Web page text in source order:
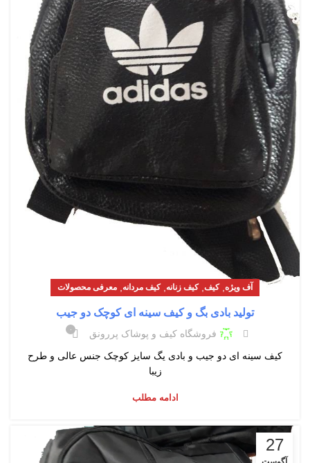
آف ویژه ,کیف ,کیف زنانه ,کیف مردانه معرفی محصولات
تولید بادی بگ و کیف سینه ای کوچک دو جیب
فروشگاه کیف و پوشاک پررونق ۰
کیف سینه ای دو جیب و بادی یگ سایز کوچک جنس عالی و طرح
زیبا
ادامه مطلب
27